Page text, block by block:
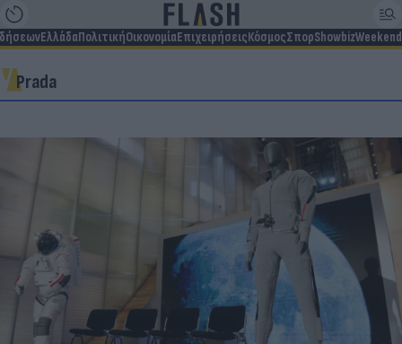
ΕλλάδαΠολιτικήΟικονομίαΕπιχειρήσειςΚόσμοςΣπορShowbizWeekend
Prada